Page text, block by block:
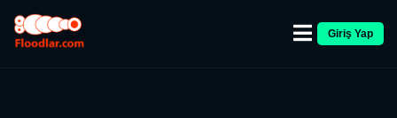
Giriş Yap